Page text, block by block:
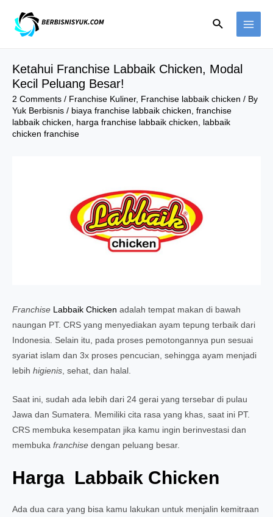
content
Search
Ketahui Franchise Labbaik Chicken, Modal
Kecil Peluang Besar!
2 Comments / Franchise Kuliner, Franchise labbaik chicken / By
Yuk Berbisnis / biaya franchise labbaik chicken franchise
labbaik chicken
harga franchise labbaik chicken
labbaik
chicken franchise
Franchise Labbaik Chicken adalah tempat makan di bawah
naungan PT. CRS yang menyediakan ayam tepung terbaik dari
Indonesia. Selain itu, pada proses pemotongannya pun sesuai
syariat islam dan 3x proses pencucian, sehingga ayam menjadi
lebih higienis , sehat, dan halal.
Saat ini, sudah ada lebih dari 24 gerai yang tersebar di pulau
Jawa dan Sumatera. Memiliki cita rasa yang khas, saat ini PT.
CRS membuka kesempatan jika kamu ingin berinvestasi dan
membuka franchise dengan peluang besar.
Harga Labbaik Chicken
Ada dua cara yang bisa kamu lakukan untuk menjalin kemitraan